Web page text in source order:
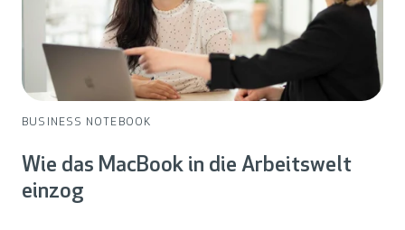
BUSINESS NOTEBOOK
Wie das MacBook in die Arbeitswelt
einzog